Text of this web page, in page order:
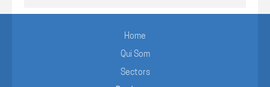
Home
Qui Som
Sectors